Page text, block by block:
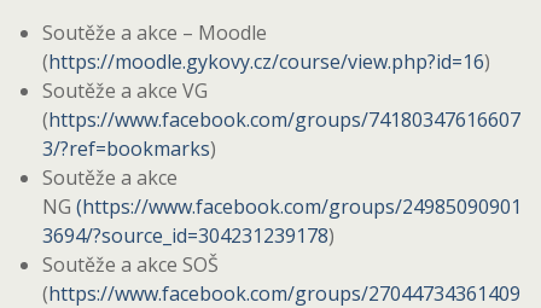
Soutěže a akce – Moodle
(https://moodle.gykovy.cz/course/view.php?id=16)
Soutěže a akce VG
(https://www.facebook.com/groups/74180347616607
3/?ref=bookmarks)
Soutěže a akce
NG (https://www.facebook.com/groups/24985090901
3694/?source_id=304231239178)
Soutěže a akce SOŠ
(https://www.facebook.com/groups/27044734361409